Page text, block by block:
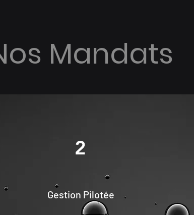
Mandats
2
Gestion Pilotée